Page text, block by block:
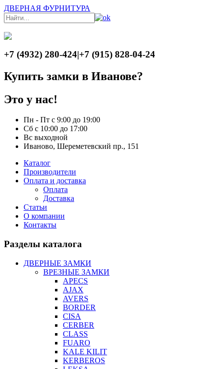
ДВЕРНАЯ ФУРНИТУРА
+7 (4932) 280-424|+7 (915) 828-04-24
Купить замки в Иванове?
Это у нас!
Пн - Пт с 9:00 до 19:00
Сб с 10:00 до 17:00
Вс выходной
Иваново, Шереметевский пр., 151
Каталог
Производители
Оплата и доставка
Оплата
Доставка
Статьи
О компании
Контакты
Разделы каталога
ДВЕРНЫЕ ЗАМКИ
ВРЕЗНЫЕ ЗАМКИ
APECS
AJAX
AVERS
BORDER
CISA
CERBER
CLASS
FUARO
KALE KILIT
KERBEROS